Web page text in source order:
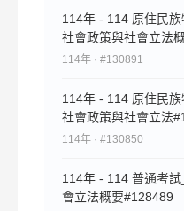
114年 - 114 原住民族
社會政策與社會立法
114年 · #130891
114年 - 114 原住民族
社會政策與社會立法
114年 · #130850
114年 - 114 普通考
會立法概要#128489